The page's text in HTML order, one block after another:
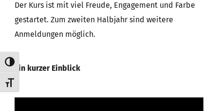
Umschalten auf hohe Kontraste
Schrift vergrößern
Der Kurs ist mit viel Freude, Engagement und Farbe
gestartet. Zum zweiten Halbjahr sind weitere
Anmeldungen möglich.
Ein kurzer Einblick